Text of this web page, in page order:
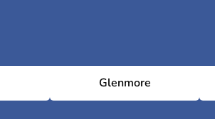
Glenmore